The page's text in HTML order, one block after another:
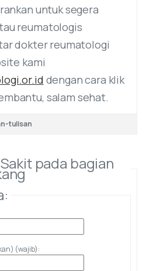
untuk segera
reumatologis
dokter reumatologi
kami
dengan cara klik
salam sehat.
tulisan
pada bagian
(wajib):